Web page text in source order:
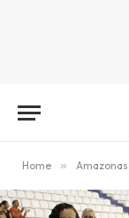
Home » Amazonas